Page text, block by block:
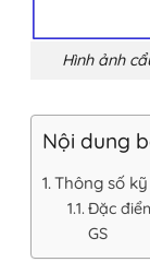
Hình ảnh
Nội dung
Thông số
Đặc
GS